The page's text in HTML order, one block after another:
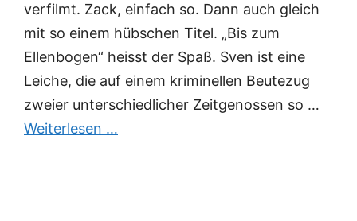
verfilmt. Zack, einfach so. Dann auch gleich
mit so einem hübschen Titel. „Bis zum
Ellenbogen“ heisst der Spaß. Sven ist eine
Leiche, die auf einem kriminellen Beutezug
zweier unterschiedlicher Zeitgenossen so …
Weiterlesen …